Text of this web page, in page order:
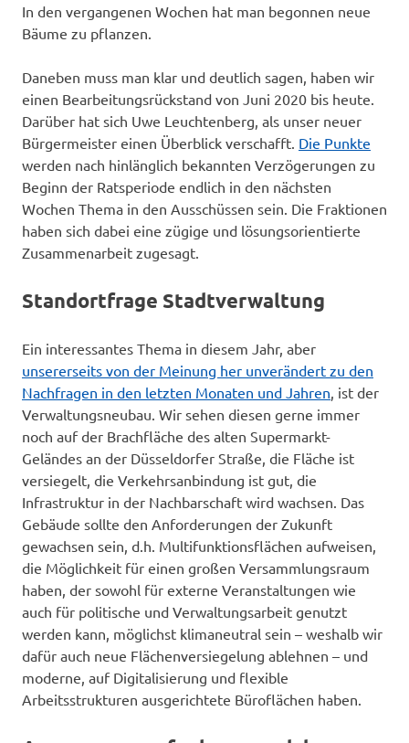
In den vergangenen Wochen hat man begonnen neue
Bäume zu pflanzen.
Daneben muss man klar und deutlich sagen, haben wir
einen Bearbeitungsrückstand von Juni 2020 bis heute.
Darüber hat sich Uwe Leuchtenberg, als unser neuer
Bürgermeister einen Überblick verschafft. Die Punkte
werden nach hinlänglich bekannten Verzögerungen zu
Beginn der Ratsperiode endlich in den nächsten
Wochen Thema in den Ausschüssen sein. Die Fraktionen
haben sich dabei eine zügige und lösungsorientierte
Zusammenarbeit zugesagt.
Standortfrage Stadtverwaltung
Ein interessantes Thema in diesem Jahr, aber
unsererseits von der Meinung her unverändert zu den
Nachfragen in den letzten Monaten und Jahren, ist der
Verwaltungsneubau. Wir sehen diesen gerne immer
noch auf der Brachfläche des alten Supermarkt-
Geländes an der Düsseldorfer Straße, die Fläche ist
versiegelt, die Verkehrsanbindung ist gut, die
Infrastruktur in der Nachbarschaft wird wachsen. Das
Gebäude sollte den Anforderungen der Zukunft
gewachsen sein, d.h. Multifunktionsflächen aufweisen,
die Möglichkeit für einen großen Versammlungsraum
haben, der sowohl für externe Veranstaltungen wie
auch für politische und Verwaltungsarbeit genutzt
werden kann, möglichst klimaneutral sein – weshalb wir
dafür auch neue Flächenversiegelung ablehnen – und
moderne, auf Digitalisierung und flexible
Arbeitsstrukturen ausgerichtete Büroflächen haben.